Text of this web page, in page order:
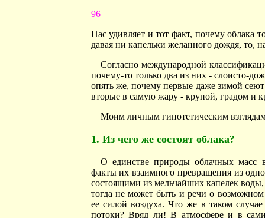
96
Нас удивляет и тот факт, почему облака
давая ни капельки желанного дождя, то,
Согласно международной
почему-то только два из них - слоисто-
опять же, почему первые даже зимой
вторые в самую жару - крупой, градом и
Моим личным гипотетическим
1. Из чего же состоят облака?
О единстве природы облачных масс
факты их взаимного превращения из
состоящими из мельчайших капелек
тогда не может быть и речи о
ее силой воздуха. Что же в таком
потоки? Вряд ли! В атмосфере и в